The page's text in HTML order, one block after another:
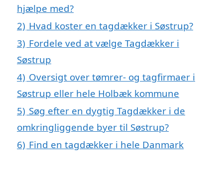
hjælpe med?
2) Hvad koster en tagdækker i Søstrup?
3) Fordele ved at vælge Tagdækker i
Søstrup
4) Oversigt over tømrer- og tagfirmaer i
Søstrup eller hele Holbæk kommune
5) Søg efter en dygtig Tagdækker i de
omkringliggende byer til Søstrup?
6) Find en tagdækker i hele Danmark